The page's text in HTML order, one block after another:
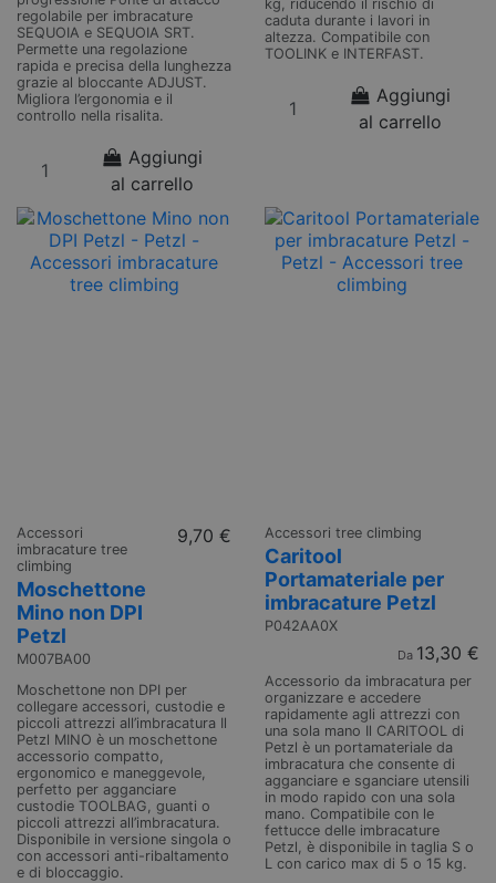
regolabile per imbracature
SEQUOIA e SEQUOIA SRT.
Permette una regolazione
rapida e precisa della lunghezza
grazie al bloccante ADJUST.
Migliora l’ergonomia e il
controllo nella risalita.
Aggiungi
al carrello
kg, riducendo il rischio di
caduta durante i lavori in
altezza. Compatibile con
TOOLINK e INTERFAST.
Aggiungi
al carrello
Accessori
imbracature tree
climbing
Moschettone
Mino non DPI
Petzl
M007BA00
9,70 €
Moschettone non DPI per
collegare accessori, custodie e
piccoli attrezzi all’imbracatura Il
Petzl MINO è un moschettone
accessorio compatto,
ergonomico e maneggevole,
perfetto per agganciare
custodie TOOLBAG, guanti o
piccoli attrezzi all’imbracatura.
Disponibile in versione singola o
con accessori anti-ribaltamento
e di bloccaggio.
Accessori tree climbing
Caritool
Portamateriale per
imbracature Petzl
P042AA0X
Da 13,30 €
Accessorio da imbracatura per
organizzare e accedere
rapidamente agli attrezzi con
una sola mano Il CARITOOL di
Petzl è un portamateriale da
imbracatura che consente di
agganciare e sganciare utensili
in modo rapido con una sola
mano. Compatibile con le
fettucce delle imbracature
Petzl, è disponibile in taglia S o
L con carico max di 5 o 15 kg.